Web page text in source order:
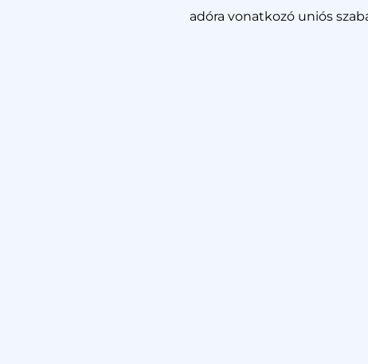
adóra vonatkozó uniós